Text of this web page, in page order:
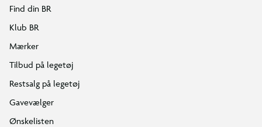
Find din BR
Klub BR
Mærker
Tilbud på legetøj
Restsalg på legetøj
Gavevælger
Ønskelisten